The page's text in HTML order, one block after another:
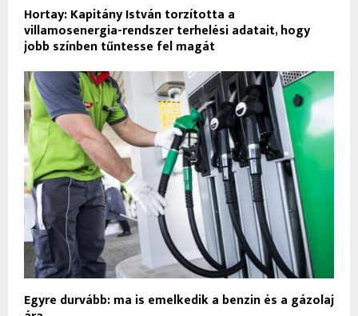
Hortay: Kapitány István torzította a
villamosenergia-rendszer terhelési adatait, hogy
jobb színben tűntesse fel magát
Egyre durvább: ma is emelkedik a benzin és a gázolaj